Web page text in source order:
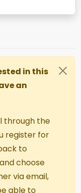
in this
an
through the
register for
to
choose
via email,
able to